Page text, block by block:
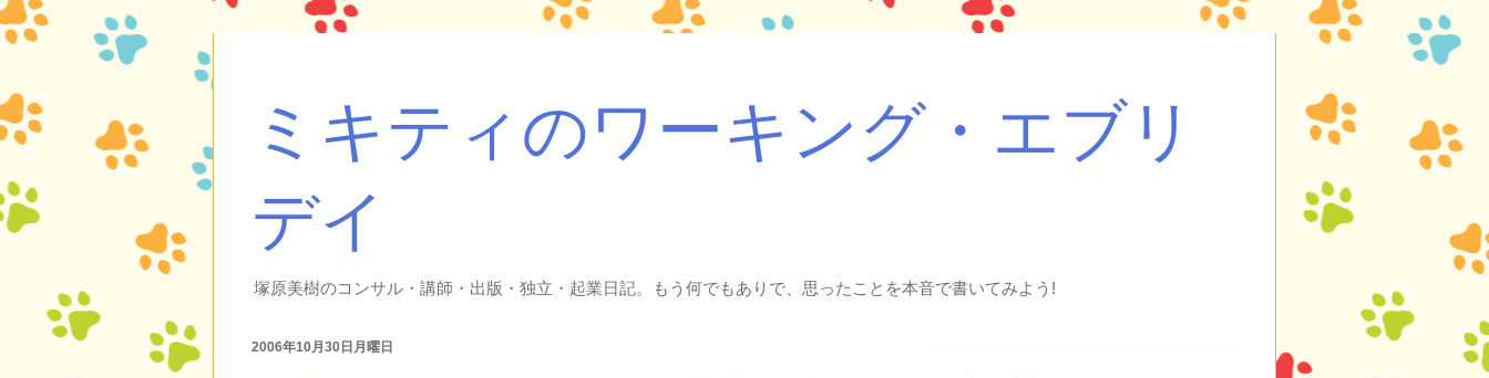
ミキティのワーキング・エブリ
デイ
塚原美樹のコンサル・講師・出版・独立・起業日記。もう何でもありで、思ったことを本音で書いてみよう!
2006年10月30日月曜日